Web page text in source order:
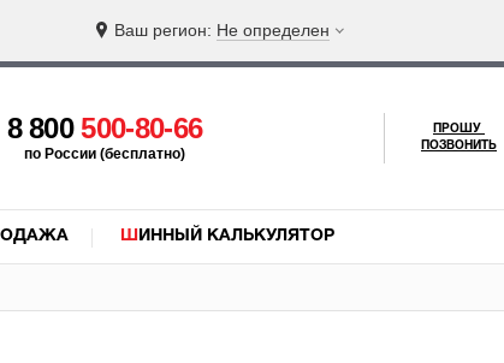
Ваш регион: Не определен
8 800500-80-66
по России (бесплатно)
ПРОШУ
ПОЗВОНИТЬ
ШИННЫЙ КАЛЬКУЛЯТОР